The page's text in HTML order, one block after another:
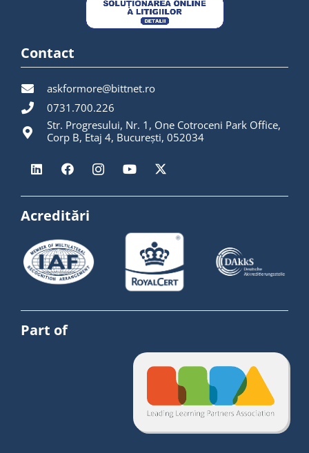
Contact
askformore@bittnet.ro
0731.700.226
Str. Progresului, Nr. 1, One Cotroceni Park Office,
Corp B, Etaj 4, București, 052034
Acreditări
Part of